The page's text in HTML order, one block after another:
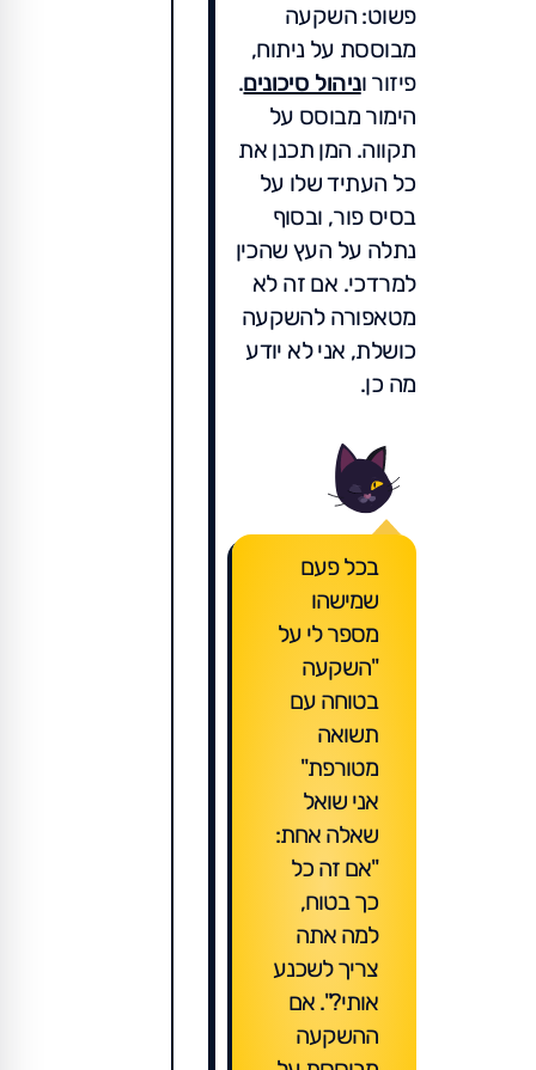
פשוט: השקעה
מבוססת על ניתוח,
פיזור וניהול סיכונים.
הימור מבוסס על
תקווה. המן תכנן את
כל העתיד שלו על
בסיס פור, ובסוף
נתלה על העץ שהכין
למרדכי. אם זה לא
מטאפורה להשקעה
כושלת, אני לא יודע
מה כן.
בכל פעם
שמישהו
מספר לי על
"השקעה
בטוחה עם
תשואה
מטורפת"
אני שואל
שאלה אחת:
"אם זה כל
כך בטוח,
למה אתה
צריך לשכנע
אותי?". אם
ההשקעה